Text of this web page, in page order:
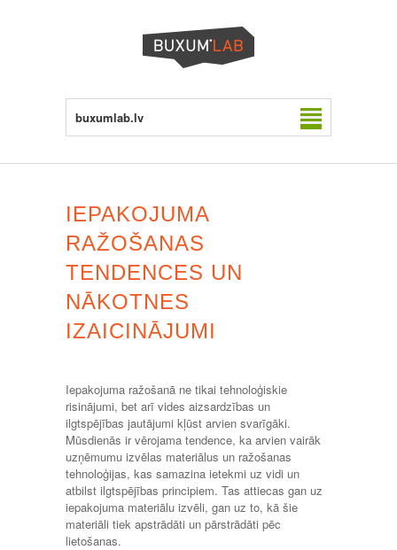
buxumlab.lv
IEPAKOJUMA
RAŽOŠANAS
TENDENCES UN
NĀKOTNES
IZAICINĀJUMI
Iepakojuma ražošanā ne tikai tehnoloģiskie
risinājumi, bet arī vides aizsardzības un
ilgtspējības jautājumi kļūst arvien svarīgāki.
Mūsdienās ir vērojama tendence, ka arvien vairāk
uzņēmumu izvēlas materiālus un ražošanas
tehnoloģijas, kas samazina ietekmi uz vidi un
atbilst ilgtspējības principiem. Tas attiecas gan uz
iepakojuma materiālu izvēli, gan uz to, kā šie
materiāli tiek apstrādāti un pārstrādāti pēc
lietošanas.